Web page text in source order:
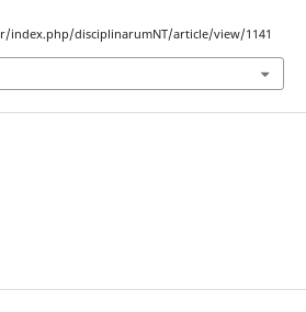
index.php/disciplinarumNT/article/view/1141